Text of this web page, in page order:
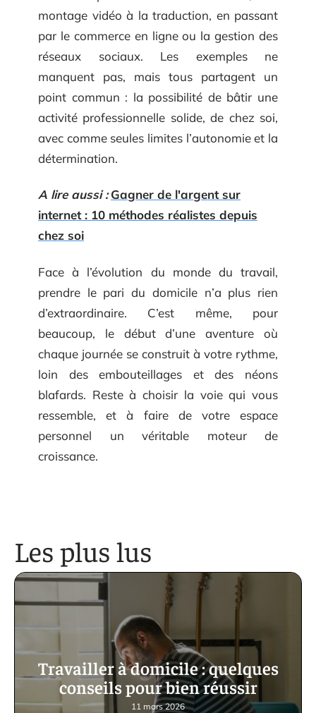
montage vidéo à la traduction, en passant
par le commerce en ligne ou la gestion des
réseaux sociaux. Les exemples ne
manquent pas, mais tous partagent un
point commun : la possibilité de bâtir une
activité professionnelle solide, de chez soi,
avec comme seules limites l’autonomie et la
détermination.
A lire aussi : Gagner de l'argent sur
internet : 10 méthodes réalistes depuis
chez soi
Face à l’évolution du monde du travail,
prendre le pari du domicile n’a plus rien
d’extraordinaire. C’est même, pour
beaucoup, le début d’une aventure où
chaque journée se construit à votre rythme,
loin des embouteillages et des néons
blafards. Reste à choisir la voie qui vous
ressemble, et à faire de votre espace
personnel un véritable moteur de
croissance.
Les plus lus
Travailler à domicile : quelques
conseils pour bien réussir
11 mars 2026